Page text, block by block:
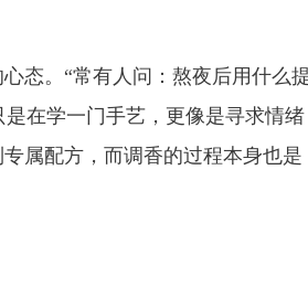
态。“常有人问：熬夜后用什么
在学一门手艺，更像是寻求情绪
属配方，而调香的过程本身也是